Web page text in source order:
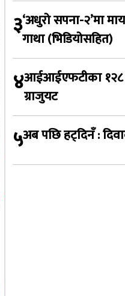
३‘अधुरो सपना-२’मा
गाथा (भिडियोसहित)
४आईआईएफटीका १२८
ग्राजुयट
५अब पछि हट्दिनँ :